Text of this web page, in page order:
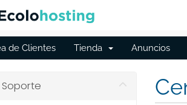
de Clientes Tienda Anuncios
Soporte